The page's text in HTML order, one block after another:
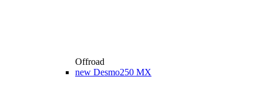
Offroad
new Desmo250 MX